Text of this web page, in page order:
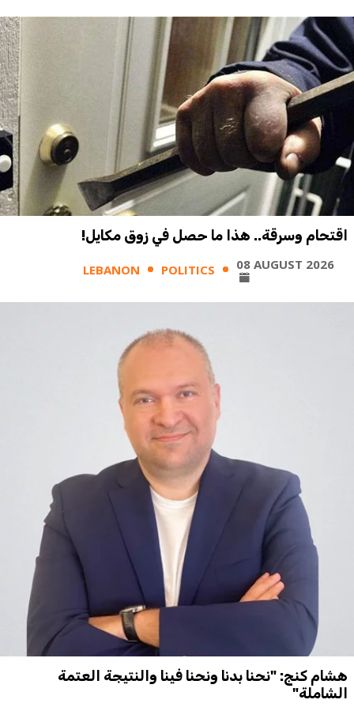
اقتحام وسرقة.. هذا ما حصل في زوق مكايل!
LEBANON POLITICS 08 AUGUST 2026
هشام كنج: "نحنا بدنا ونحنا فينا والنتيجة العتمة
الشاملة"